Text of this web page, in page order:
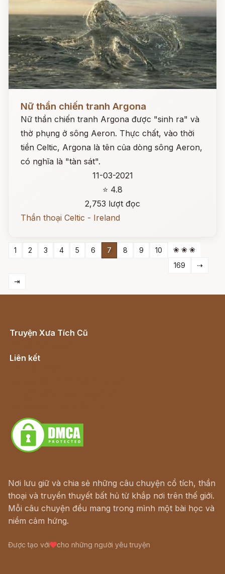
Nữ thần chiến tranh Argona
Nữ thần chiến tranh Argona được "sinh ra" và
thờ phụng ở sông Aeron. Thực chất, vào thời
tiền Celtic, Argona là tên của dòng sông Aeron,
có nghĩa là "tàn sát".
11-03-2021
⭐ 4.8
2,753 lượt đọc
Thần thoại Celtic - Ireland
1 2 3 4 5 6 7 8 9 10
❀ ❀ ❀
169
⇢
⇥
Truyện Xưa Tích Cũ
Liên kết
Nơi lưu giữ và chia sẻ những câu chuyện cổ tích, thần
thoại và truyền thuyết bất hủ từ khắp nơi trên thế giới.
Mỗi câu chuyện đều mang trong mình một bài học và
niềm cảm hứng.
Được tạo với cho những người yêu truyện